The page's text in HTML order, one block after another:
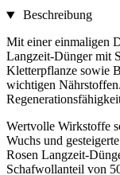
Beschreibung
Mit einer einmaligen
Langzeit-Dünger mit
Kletterpflanze sowie
wichtigen
Wertvolle Wirkstoffe
Wuchs und
Rosen Langzeit-
Schafwollanteil von